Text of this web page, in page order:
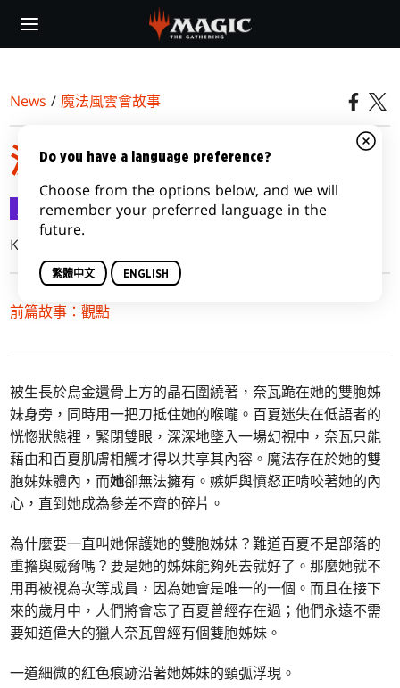
main
News / 魔法風雲會故事
波拉斯編年史：現世傳言
魔法風雲會故事 2018-08-15
Kate Elliott
前篇故事：觀點
被生長於烏金遺骨上方的晶石圍繞著，奈瓦跪在她的雙胞姊
妹身旁，同時用一把刀抵住她的喉嚨。百夏迷失在低語者的
恍惚狀態裡，緊閉雙眼，深深地墜入一場幻視中，奈瓦只能
藉由和百夏肌膚相觸才得以共享其內容。魔法存在於她的雙
胞姊妹體內，而她卻無法擁有。嫉妒與憤怒正啃咬著她的內
心，直到她成為參差不齊的碎片。
為什麼要一直叫她保護她的雙胞姊妹？難道百夏不是部落的
重擔與威脅嗎？要是她的姊妹能夠死去就好了。那麼她就不
用再被視為次等成員，因為她會是唯一的一個。而且在接下
來的歲月中，人們將會忘了百夏曾經存在過；他們永遠不需
要知道偉大的獵人奈瓦曾經有個雙胞姊妹。
一道細微的紅色痕跡沿著她姊妹的頸弧浮現。
Do you have a language preference?
Choose from the options below, and we will
remember your preferred language in the
future.
繁體中文 ENGLISH